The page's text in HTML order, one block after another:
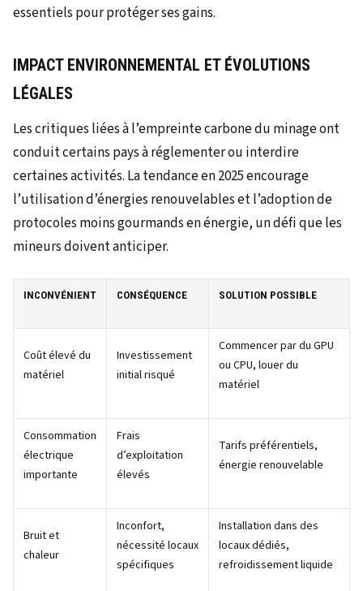
essentiels pour protéger ses gains.
IMPACT ENVIRONNEMENTAL ET ÉVOLUTIONS
LÉGALES
Les critiques liées à l’empreinte carbone du minage ont
conduit certains pays à réglementer ou interdire
certaines activités. La tendance en 2025 encourage
l’utilisation d’énergies renouvelables et l’adoption de
protocoles moins gourmands en énergie, un défi que les
mineurs doivent anticiper.
INCONVÉNIENT CONSÉQUENCE SOLUTION POSSIBLE
Coût élevé du
matériel
Investissement
initial risqué
Commencer par du GPU
ou CPU, louer du
matériel
Consommation
électrique
importante
Frais
d’exploitation
élevés
Tarifs préférentiels,
énergie renouvelable
Bruit et
chaleur
Inconfort,
nécessité locaux
spécifiques
Installation dans des
locaux dédiés,
refroidissement liquide